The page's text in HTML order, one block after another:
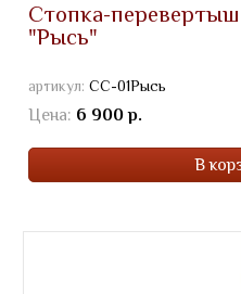
Стопка-
"Рысь"
артикул: СС-01Рысь
Цена: 6 900 р.
В